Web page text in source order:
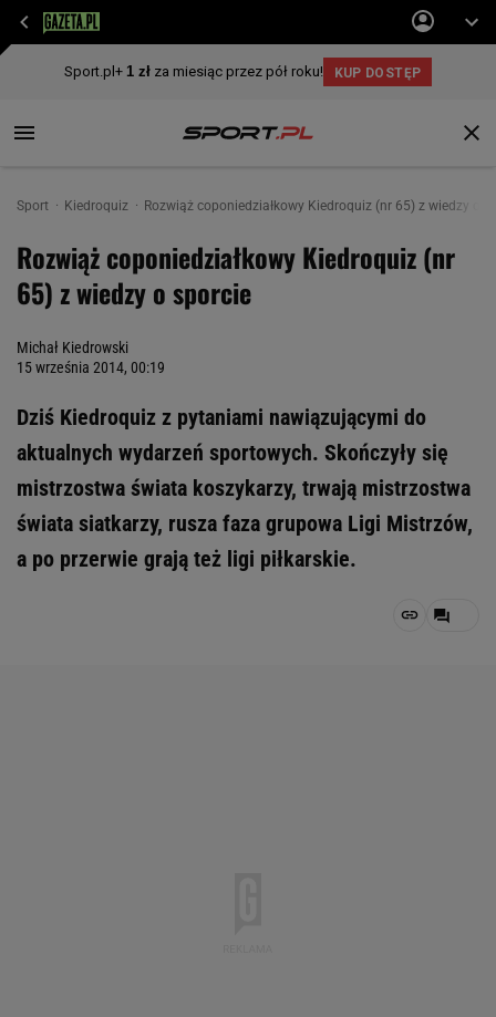
Sport Kiedroquiz Rozwiąż coponiedziałkowy Kiedroquiz (nr 65) z wiedzy o
Rozwiąż coponiedziałkowy Kiedroquiz (nr
65) z wiedzy o sporcie
Michał Kiedrowski
15 września 2014, 00:19
Dziś Kiedroquiz z pytaniami nawiązującymi do
aktualnych wydarzeń sportowych. Skończyły się
mistrzostwa świata koszykarzy, trwają mistrzostwa
świata siatkarzy, rusza faza grupowa Ligi Mistrzów,
a po przerwie grają też ligi piłkarskie.